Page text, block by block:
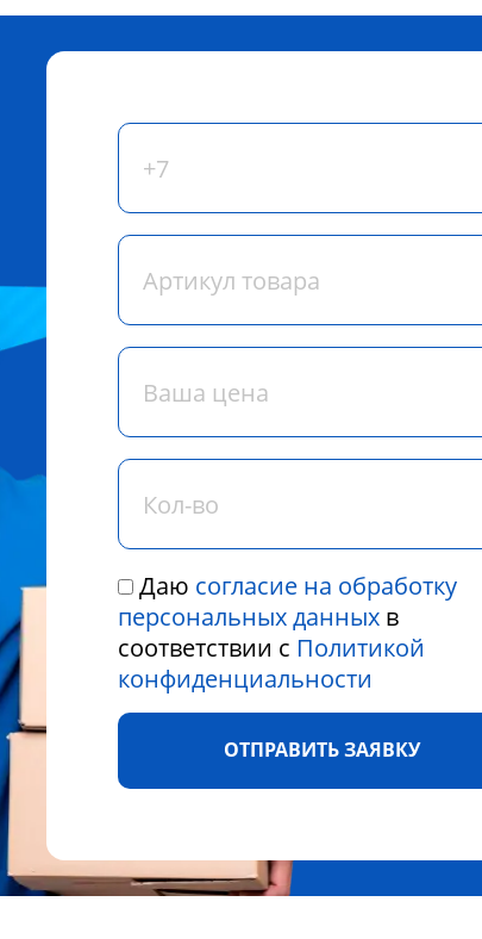
Даю согласие на обработку
персональных данных в
соответствии с Политикой
конфиденциальности
ОТПРАВИТЬ ЗАЯВКУ